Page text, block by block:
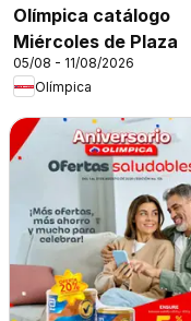
Olímpica catálogo
Miércoles de Plaza
05/08 - 11/08/2026
Olímpica